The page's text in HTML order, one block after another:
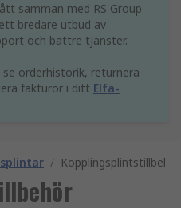
samman med RS Group
bredare utbud av
och bättre tjänster.
orderhistorik, returnera
fakturor i ditt Elfa-
/ Kopplingsplintstillbehör